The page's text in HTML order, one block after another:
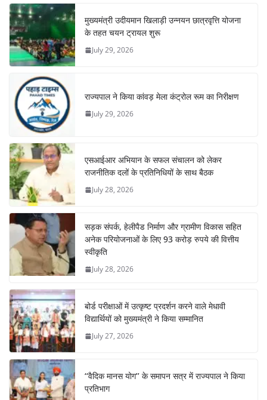
मुख्यमंत्री उदीयमान खिलाड़ी उन्नयन छात्रवृत्ति योजना
के तहत चयन ट्रायल शुरू
July 29, 2026
राज्यपाल ने किया कांवड़ मेला कंट्रोल रूम का निरीक्षण
July 29, 2026
एसआईआर अभियान के सफल संचालन को लेकर
राजनीतिक दलों के प्रतिनिधियों के साथ बैठक
July 28, 2026
सड़क संपर्क, हेलीपैड निर्माण और ग्रामीण विकास सहित
अनेक परियोजनाओं के लिए 93 करोड़ रुपये की वित्तीय
स्वीकृति
July 28, 2026
बोर्ड परीक्षाओं में उत्कृष्ट प्रदर्शन करने वाले मेधावी
विद्यार्थियों को मुख्यमंत्री ने किया सम्मानित
July 27, 2026
‘‘वैदिक मानस योग’’ के समापन सत्र में राज्यपाल ने किया
प्रतिभाग